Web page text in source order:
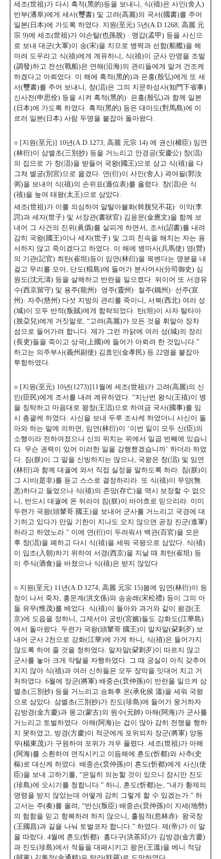
세조(世祖)가 다시 흑적(黑的)등을 보내니, 식(禃)은 사인(舍人)
반부(潘阜)에게 새서(璽書) 및 고려(高麗)의 국서(國書)를 주어
일본(日本)에 가도록 하였다. 지원(至元) 5년(A.D.1268; 高麗 元
宗 9)에 세조(世祖)가 야손탈(也孫脫) · 맹갑(孟甲) 등을 사신으
로 보내 대군(大軍)이 송(宋)을 치므로 병력과 선함(船艦)을 헤
아려 도우라고 식(禃)에게 계유하니, 식(禃)이 군사 만명을 조발
(調發)하고 전선(戰船)은 연해(沿海)의 관리들에게 맡겨 건조케
하겠다고 아뢰었다. 이 해에 흑적(黑的)과 은홍(殷弘)에게 또 새
서(璽書)를 주어 보내니, 창(淐)은 그의 지문하성사(知門下省事)
신사전(申思佺) 등을 시켜 흑적(黑的)· 은홍(殷弘)과 함께 일본
(日本)에 가도록 하였다. 흑적(黑的) 등은 대마도(對馬島)에 이
르러 일본(日本) 사람 두명을 붙잡아 돌아왔다.
○ [지원(至元)] 10년(A.D.1273; 高麗 元宗 14) 에 권신(權臣) 임연
(林衍)이 삼별초(三別抄) 등을 거느리고 안경공(安慶公) 창(淐)
의 집으로 가 창(淐)을 받들어 국왕(國王)으로 삼고 식(禃)을 다
그쳐 별궁(別宮)으로 옮겼다. 연(衍)이 사인(舍人) 곽여필(郭汝
弼)을 보내어 식(禃)의 손위표(遜位表)를 올렸다. 창(淐)은 식
(禃)을 높여 태왕(太王)으로 삼았다.
세조(世祖)가 이를 의심하여 알탈아불화(斡脫兒不花)· 이악(李
諤)과 세자(世子) 및 서장관(書狀官) 김응문(金應文)을 함께 보
내어 그 사건의 진위(眞僞)를 살피게 하면서, 조서(詔書)를 내려
감히 국왕(國王)이나 세자(世子) 및 그의 친속을 해치는 자는 용
서하지 않고 죽이겠다고 하였다. 이 해에 병마사(兵馬使) 영(營)
의 기관(記官) 최탄(崔坦)등이 임연(林衍)을 목벤다는 명분을 내
걸고 무리를 모아, 단도(椴島)에 들어가 분사어사(分司御史) 심
원도(沈元濤) 등을 살해하고 반란을 일으켰다. 뒤이어 또 서경유
수(西京留守) 및 용주(龍州)· 영주(靈州)· 철주(鐵州)· 선주(宣
州)· 자주(慈州) 다섯 지방의 관리를 죽이니, 서북(西北) 여러 성
(城)이 모두 반적(叛賊)에게 함락되었다. 탄(坦)이 사자 탈타아
(脫朶兒)에게 거짓말로, “고려(高麗)가 모든 것을 휘말아 장차
섬으로 들어가려 합니다. 제가 그런 까닭에 여러 성(城)의 장리
(長吏)들을 죽이고 상국(上國)에 들어가 아뢰려 한 것입니다.”
하고는 의주부사(義州副使) 김효민(金孝民) 등 22명을 붙잡아
투항하였다.
○ [지원(至元) 10년(1273)]11월에 세조(世祖)가 고려(高麗)의 신
민(臣民)에게 조서를 내려 계유하였다. “지난번 왕식(王禃)이 병
을 칭탁하고 마음대로 왕창(王淐)으로 하여금 국사(國事)를 임
시 총괄케 하였다. 사신을 보내 두루 조사케 하였더니 사신이 돌
아와 하는 말에 의하면, 임연(林衍)이 ‘이번 일이 모두 신(臣)의
소행이라 전하여졌으나 신의 위치는 위에서 일곱 번째에 있습니
다. 무슨 권력이 있어 이러한 일을 감행했겠습니까’ 하더라 하였
다. 짐(朕)이 그 말을 신빙하지는 않으나, 국왕은 창(淐) 및 임연
(林衍)과 함께 대궐에 와서 직접 실정을 말하도록 하라. 짐(朕)이
그 시비(是非)를 듣고 스스로 결정하리라. 또 식(禃)이 무양(無
恙)하다고 들었으나 식(禃)의 존망(存亡)을 역시 보장할 수 없으
니, 반드시 대궐에 온 뒤라야 짐(朕)이 바야흐로 믿으리라. 이미
두련가 국왕(頭輦哥 國王)을 보내어 군사를 거느리고 국경에 대
기하고 있다가 만일 기한이 지나도 오지 않으면 곧장 진군(進軍)
하라고 하였노라.” 이에 연(衍)이 두려워서 백관(百官)을 모은
후 창(淐)을 폐하고 다시 식(禃)을 세워 국왕으로 삼았다. 식(禃)
이 입조(入朝)하기 위하여 서경(西京)을 지날 때 최탄(崔坦) 등
이 주식(酒食)을 바쳤으나 식(禃)은 받지 않았다
○ 지원(至元) 11년(A.D.1274; 高麗 元宗 15)봄에 임연(林衍)이 등
창이 나서 죽자, 홍문계(洪文係)와 송송례(宋松禮) 등이 그의 아
들 유무(惟茂)를 베었다. 식(禃)이 돌아와 과거와 같이 왕경(王
京)에 도읍을 정하니, 그제서야 궁빈(宮嬪)들도 강화도(江華島)
에서 돌아왔다. 두련가 국왕(頭輦哥 國王)이 말자알(㭆刺歹) 보
내어 군사 2천으로 강화(江華)에 가게 하니, 식(禃)은 들어가지
않도록 하여 줄 것을 청하였다. 말자알(㭆刺歹)이 따르지 않고
군사를 놓아 크게 약탈을 자행하였다. 그 때 궁실이 아직 갖추어
지지 않아 식(禃)과 여러 신하들은 모두 장막을 잇대어 치고 거
처하였다. 6월에 장군(將軍) 배중손(裵仲孫)이 반란을 일으켜 삼
별초(三別抄) 등을 거느리고 승화후 온(承化侯 溫)을 세워 국왕
으로 삼았다. 삼별초(三別抄)가 진도(珍島)에 들어가 웅거하자
김방경(金方慶)과 몽고(蒙古)의 원수(元帥) 아해(阿海)가 군사를
거느리고 토벌하였다. 아해(阿海)는 겁이 많아 감히 전쟁을 행하
지 못하였고, 방경(方慶)이 적군에게 포위되자 장군(將軍) 양동
무(楊東茂)가 구원하여 포위가 겨우 풀렸다. 세조(世祖)가 아해
(阿海)를 소환하여 면직시키고 이듬해에 흔도(忻都)와 사추(史
樞)로 대신케 하였다. 배중손(裵仲孫)이 흔도(忻都)에게 사신(使
臣)을 보내 고하기를, “은밀히 의논할 것이 있으니 잠시만 진도
(珍島)에 오시기를 청합니다.” 하니, 흔도(忻都)는, “내가 황제의
명령을 받지 않았는데 어떻게 감히 그렇게 할 수 있겠는가.” 하
고서는 주(奏)를 올려, “반신(叛臣) 배중손(裵仲孫)이 지세(地勢)
의 험함을 믿고 항복하려 하지 않으니, 홀림적(忽林赤)· 왕국창
(王國昌)과 길을 나눠 토벌코자 합니다.” 하였다. 제(帝)가 이 말
을 따랐다. 4월에 흔도(忻都)· 홍다구(洪茶邱)가 김방경(金方慶)
과 진도(珍島)에서 적들을 대패시키고 왕온(王溫)을 베니 적당
(賊黨) 김통정(金通精)은 탐라(耽羅)로 도망하였다.